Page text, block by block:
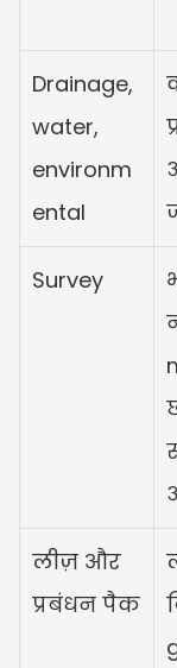
Drainage,
water,
environm
ental
Survey
लीज़ और
प्रबंधन पैक